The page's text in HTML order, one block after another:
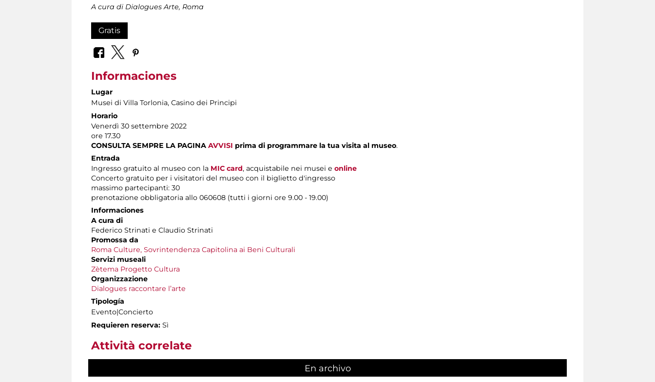
A cura di Dialogues Arte, Roma
Gratis
Informaciones
Lugar
Musei di Villa Torlonia, Casino dei Principi
Horario
Venerdì 30 settembre 2022
ore 17.30
CONSULTA SEMPRE LA PAGINA AVVISI prima di programmare la tua visita al museo.
Entrada
Ingresso gratuito al museo con la MIC card, acquistabile nei musei e online
Concerto gratuito per i visitatori del museo con il biglietto d'ingresso
massimo partecipanti: 30
prenotazione obbligatoria allo 060608 (tutti i giorni ore 9.00 - 19.00)
Informaciones
A cura di
Federico Strinati e Claudio Strinati
Promossa da
Roma Culture, Sovrintendenza Capitolina ai Beni Culturali
Servizi museali
Zètema Progetto Cultura
Organizzazione
Dialogues raccontare l’arte
Tipología
Evento|Concierto
Requieren reserva: Sì
Attività correlate
En archivo